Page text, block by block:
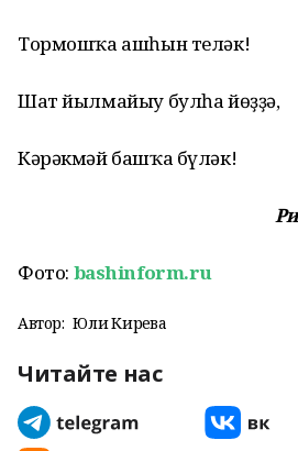
Тормошҡа ашһын теләк!
Шат йылмайыу булһа йөҙҙә,
Кәрәкмәй башҡа бүләк!
Фото: bashinform.ru
Автор: Юлиә Кирәева
Читайте нас